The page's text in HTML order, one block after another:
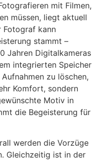
mit Filmen,
müssen, liegt aktuell
Fotograf kann
stammt –
Jahren Digitalkameras
integrierten Speicher
zu löschen,
Komfort, sondern
Motiv in
die Begeisterung für
werden die Vorzüge
Gleichzeitig ist in der